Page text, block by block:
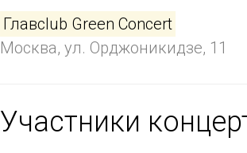
Главclub Green Concert
Москва, ул. Орджоникидзе, 11
Участники